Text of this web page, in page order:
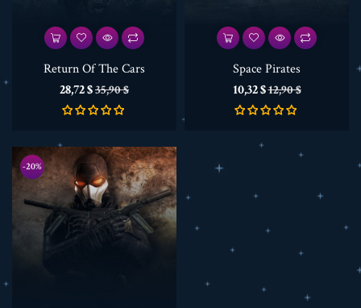
Return Of The Cars
Precio
28,72 $Precio
base
35,90 $
Space Pirates
Precio
10,32 $Precio
base
12,90 $
-20%